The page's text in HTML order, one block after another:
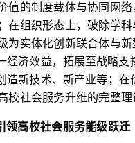
值的制度载体与协同网
在组织形态上，破除学
为实体化创新联合体与
经济效益，拓展至战略
造新技术、新产业等；在
校社会服务升维的完整
领高校社会服务能级跃迁